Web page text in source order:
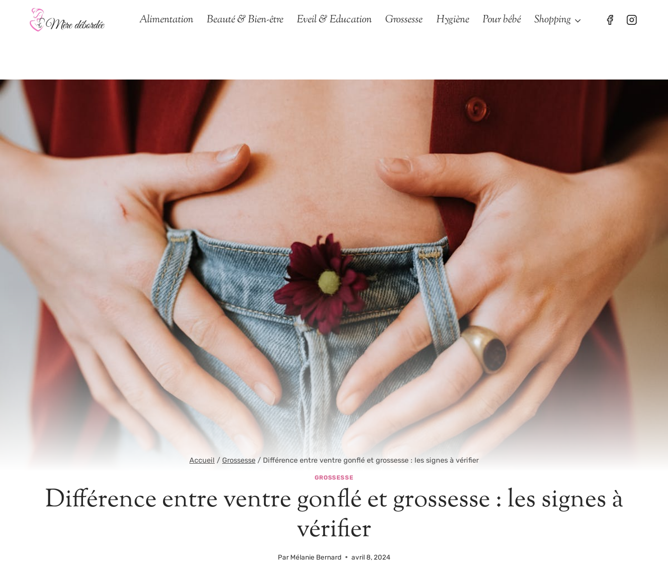
Alimentation Beauté & Bien-être Eveil & Education Grossesse Hygiène Pour bébé Shopping
Accueil / Grossesse / Différence entre ventre gonflé et grossesse : les signes à vérifier
GROSSESSE
Différence entre ventre gonflé et grossesse : les signes à
vérifier
Par Mélanie Bernard avril 8, 2024